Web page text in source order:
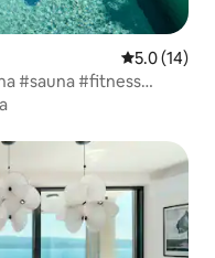
Calificación
5.0 (14)
#sauna #fitness